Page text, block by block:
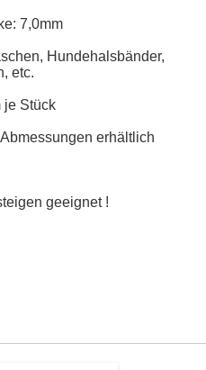
7,0mm
Hundehalsbänder,
etc.
je Stück
erhältlich
geeignet !